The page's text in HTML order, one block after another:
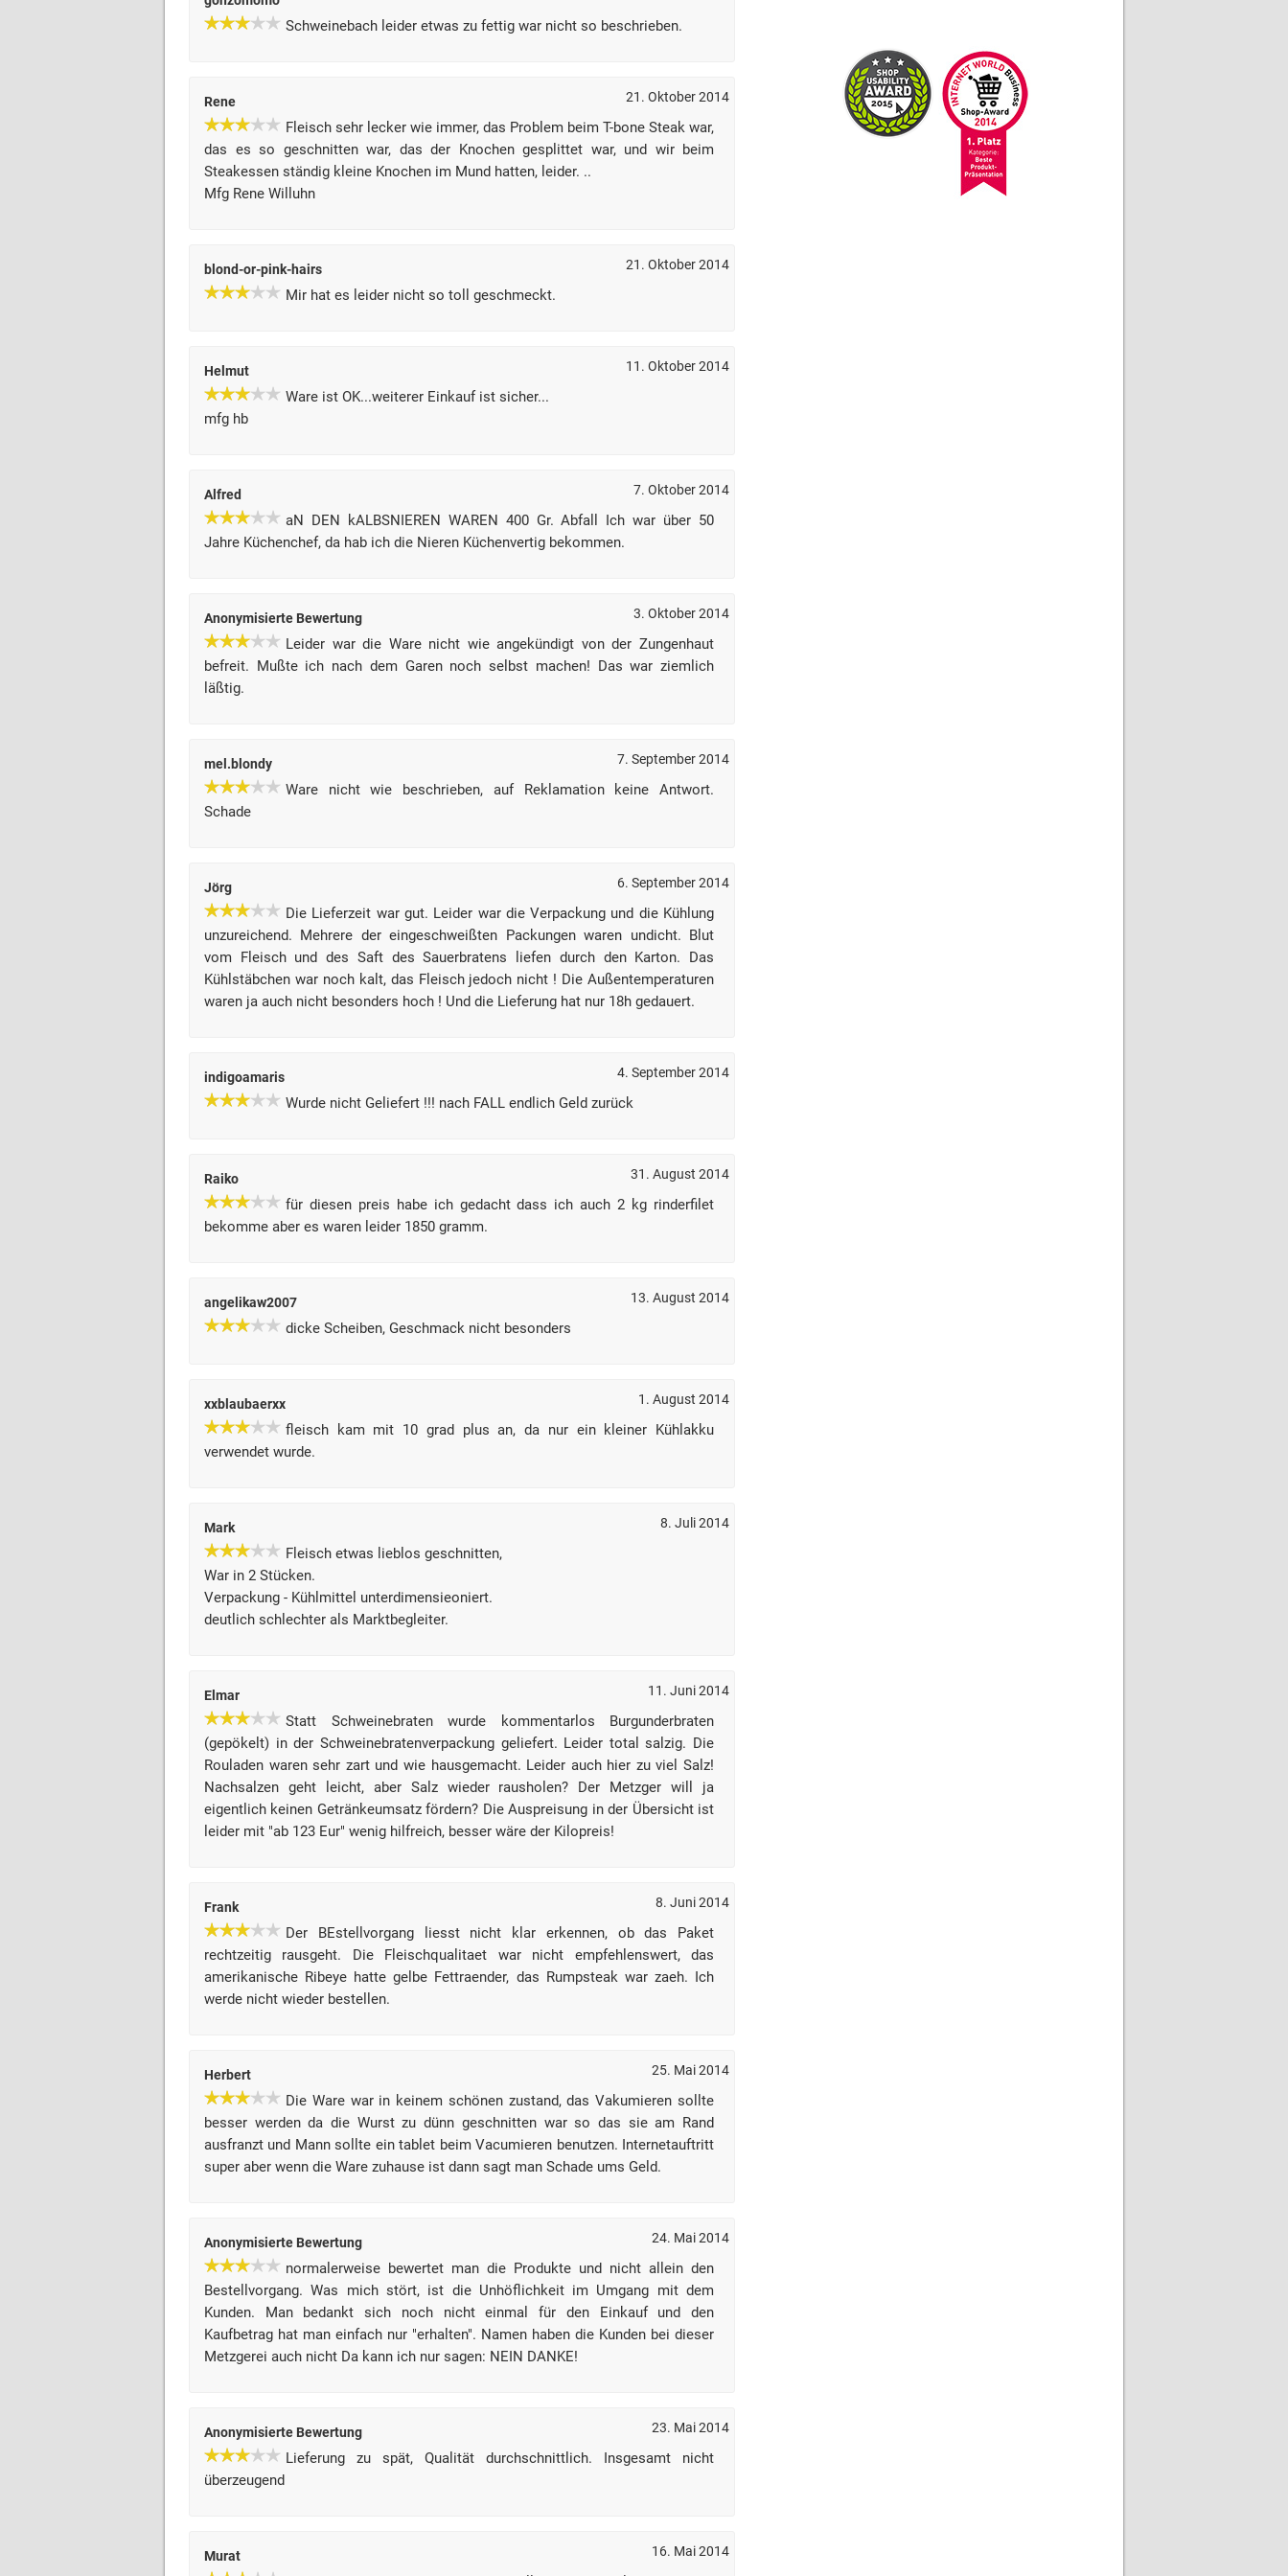
Schweinebach leider etwas zu fettig war nicht so beschrieben.
Rene 21. Oktober 2014
Fleisch sehr lecker wie immer, das Problem beim T-bone Steak war,
das es so geschnitten war, das der Knochen gesplittet war, und wir beim
Steakessen ständig kleine Knochen im Mund hatten, leider. ..
Mfg Rene Willuhn
blond-or-pink-hairs 21. Oktober 2014
Mir hat es leider nicht so toll geschmeckt.
Helmut 11. Oktober 2014
Ware ist OK...weiterer Einkauf ist sicher...
mfg hb
Alfred 7. Oktober 2014
aN DEN kALBSNIEREN WAREN 400 Gr. Abfall Ich war über 50
Jahre Küchenchef, da hab ich die Nieren Küchenvertig bekommen.
Anonymisierte Bewertung 3. Oktober 2014
Leider war die Ware nicht wie angekündigt von der Zungenhaut
befreit. Mußte ich nach dem Garen noch selbst machen! Das war ziemlich
läßtig.
mel.blondy 7. September 2014
Ware nicht wie beschrieben, auf Reklamation keine Antwort.
Schade
Jörg 6. September 2014
Die Lieferzeit war gut. Leider war die Verpackung und die Kühlung
unzureichend. Mehrere der eingeschweißten Packungen waren undicht. Blut
vom Fleisch und des Saft des Sauerbratens liefen durch den Karton. Das
Kühlstäbchen war noch kalt, das Fleisch jedoch nicht ! Die Außentemperaturen
waren ja auch nicht besonders hoch ! Und die Lieferung hat nur 18h gedauert.
indigoamaris 4. September 2014
Wurde nicht Geliefert !!! nach FALL endlich Geld zurück
Raiko 31. August 2014
für diesen preis habe ich gedacht dass ich auch 2 kg rinderfilet
bekomme aber es waren leider 1850 gramm.
angelikaw2007 13. August 2014
dicke Scheiben, Geschmack nicht besonders
xxblaubaerxx 1. August 2014
fleisch kam mit 10 grad plus an, da nur ein kleiner Kühlakku
verwendet wurde.
Mark 8. Juli 2014
Fleisch etwas lieblos geschnitten,
War in 2 Stücken.
Verpackung - Kühlmittel unterdimensieoniert.
deutlich schlechter als Marktbegleiter.
Elmar 11. Juni 2014
Statt Schweinebraten wurde kommentarlos Burgunderbraten
(gepökelt) in der Schweinebratenverpackung geliefert. Leider total salzig. Die
Rouladen waren sehr zart und wie hausgemacht. Leider auch hier zu viel Salz!
Nachsalzen geht leicht, aber Salz wieder rausholen? Der Metzger will ja
eigentlich keinen Getränkeumsatz fördern? Die Auspreisung in der Übersicht ist
leider mit "ab 123 Eur" wenig hilfreich, besser wäre der Kilopreis!
Frank 8. Juni 2014
Der BEstellvorgang liesst nicht klar erkennen, ob das Paket
rechtzeitig rausgeht. Die Fleischqualitaet war nicht empfehlenswert, das
amerikanische Ribeye hatte gelbe Fettraender, das Rumpsteak war zaeh. Ich
werde nicht wieder bestellen.
Herbert 25. Mai 2014
Die Ware war in keinem schönen zustand, das Vakumieren sollte
besser werden da die Wurst zu dünn geschnitten war so das sie am Rand
ausfranzt und Mann sollte ein tablet beim Vacumieren benutzen. Internetauftritt
super aber wenn die Ware zuhause ist dann sagt man Schade ums Geld.
Anonymisierte Bewertung 24. Mai 2014
normalerweise bewertet man die Produkte und nicht allein den
Bestellvorgang. Was mich stört, ist die Unhöflichkeit im Umgang mit dem
Kunden. Man bedankt sich noch nicht einmal für den Einkauf und den
Kaufbetrag hat man einfach nur "erhalten". Namen haben die Kunden bei dieser
Metzgerei auch nicht Da kann ich nur sagen: NEIN DANKE!
Anonymisierte Bewertung 23. Mai 2014
Lieferung zu spät, Qualität durchschnittlich. Insgesamt nicht
überzeugend
Murat 16. Mai 2014